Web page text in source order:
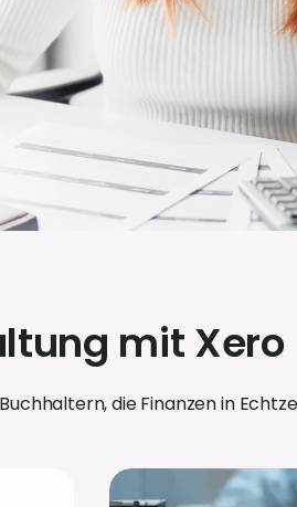
mit Xero
die Finanzen in